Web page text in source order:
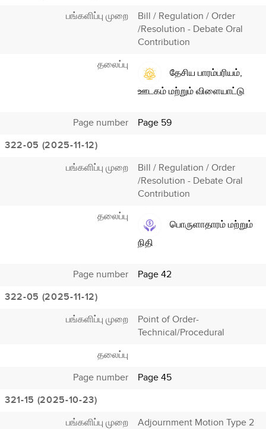
பங்களிப்பு முறை
Bill / Regulation / Order
/Resolution - Debate Oral
Contribution
தலைப்பு
தேசிய பாரம்பரியம்,
ஊடகம் மற்றும் விளையாட்டு
Page number
Page 59
322-05 (2025-11-12)
பங்களிப்பு முறை
Bill / Regulation / Order
/Resolution - Debate Oral
Contribution
தலைப்பு
பொருளாதாரம் மற்றும்
நிதி
Page number
Page 42
322-05 (2025-11-12)
பங்களிப்பு முறை
Point of Order-
Technical/Procedural
தலைப்பு
Page number
Page 45
321-15 (2025-10-23)
பங்களிப்பு முறை
Adjournment Motion Type 2